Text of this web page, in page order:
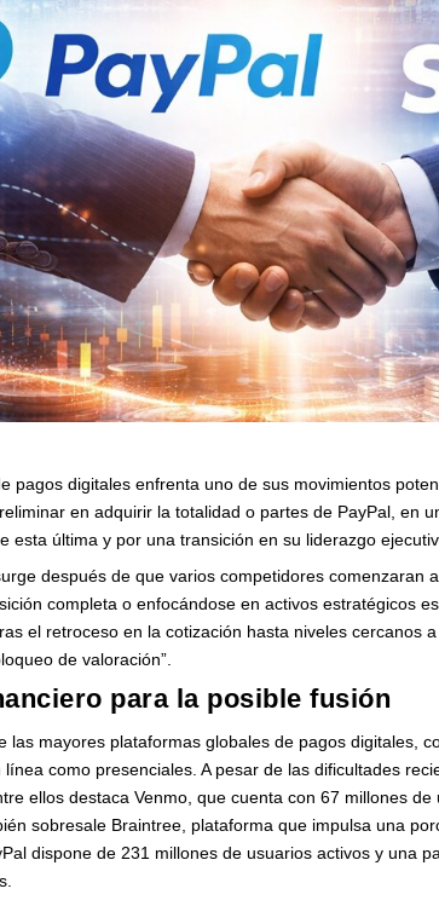
pagos digitales enfrenta uno de sus movimientos
en adquirir la totalidad o partes de PayPal, en
esta última y por una transición en su liderazgo
después de que varios competidores comenzaran
completa o enfocándose en activos estratégicos
el retroceso en la cotización hasta niveles cercanos
de valoración”.
para la posible fusión
las mayores plataformas globales de pagos digitales,
como presenciales. A pesar de las dificultades
ellos destaca Venmo, que cuenta con 67 millones
sobresale Braintree, plataforma que impulsa una
dispone de 231 millones de usuarios activos y una